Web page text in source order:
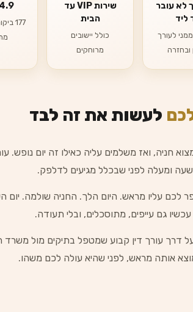
לא עובר
ליד
לעורך
ובחזרה
שירות VIP עד
הבית
כולל יישובים
מרוחקים
4.9 בגוגל
177
לעשות את זה לבד
חניה, ואז משלמים עליה כאילו זה יום
ומעלה לפני שבכלל מגיעים לדלפק.
עליו מראש. היום הלך. החניה שולמה. יום
גם עייפים, מתוסכלים, ובלי תעודה.
דרך עורך דין קבוע שמטפל בתיקים מול
אותה מראש, לפני שהיא עולה לכם משהו.